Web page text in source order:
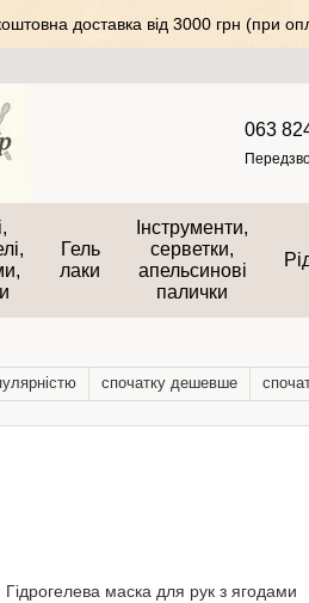
доставка від 3000 грн (при
063
Гель
лаки
Інструменти,
серветки,
апельсинові
палички
спочатку дешевше